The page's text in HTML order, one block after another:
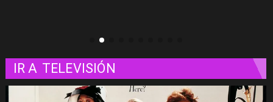
IR A TELEVISIÓN